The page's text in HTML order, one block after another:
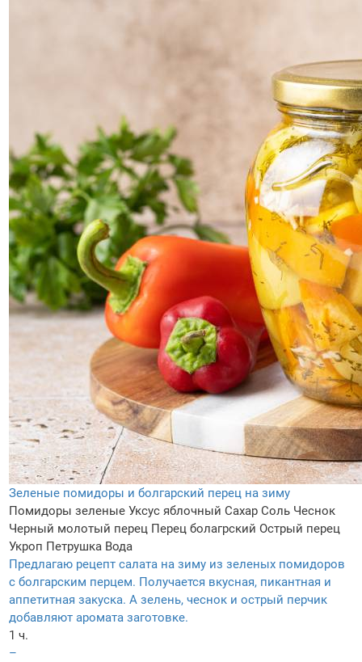
Зеленые помидоры и болгарский перец на зиму
Помидоры зеленые Уксус яблочный Сахар Соль Чеснок
Черный молотый перец Перец болагрский Острый перец
Укроп Петрушка Вода
Предлагаю рецепт салата на зиму из зеленых помидоров
с болгарским перцем. Получается вкусная, пикантная и
аппетитная закуска. А зелень, чеснок и острый перчик
добавляют аромата заготовке.
1 ч.
–